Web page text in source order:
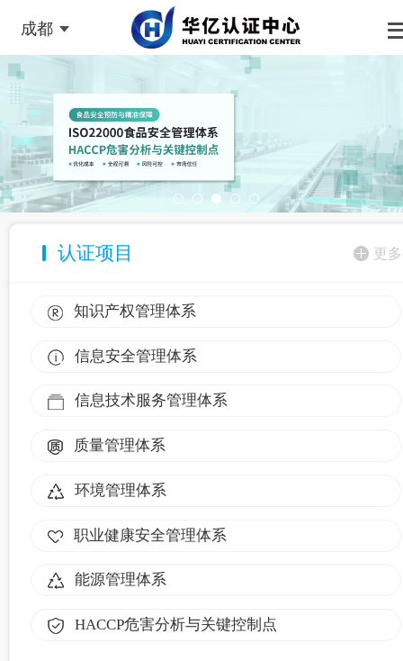
成都
认证项目 更多
知识产权管理体系
信息安全管理体系
信息技术服务管理体系
质量管理体系
环境管理体系
职业健康安全管理体系
能源管理体系
HACCP危害分析与关键控制点